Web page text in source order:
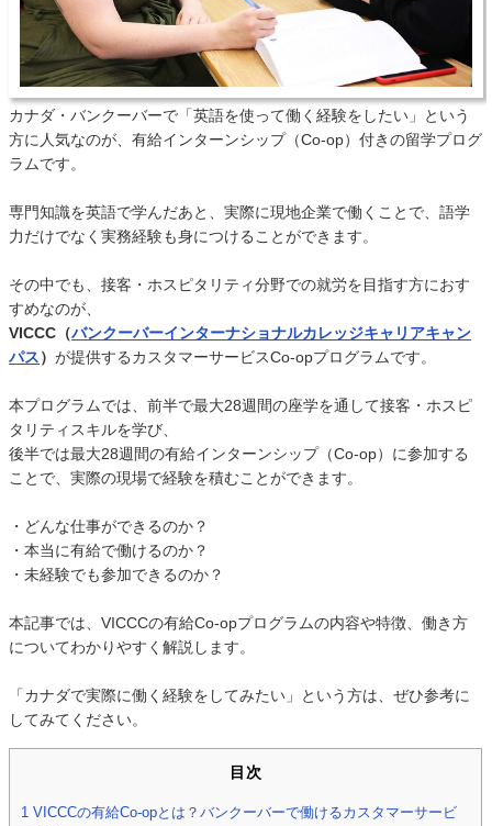
カナダ・バンクーバーで「英語を使って働く経験をしたい」という
方に人気なのが、有給インターンシップ（Co-op）付きの留学プログ
ラムです。
専門知識を英語で学んだあと、実際に現地企業で働くことで、語学
力だけでなく実務経験も身につけることができます。
その中でも、接客・ホスピタリティ分野での就労を目指す方におす
すめなのが、
VICCC（バンクーバーインターナショナルカレッジキャリアキャン
パス）が提供するカスタマーサービスCo-opプログラムです。
本プログラムでは、前半で最大28週間の座学を通して接客・ホスピ
タリティスキルを学び、
後半では最大28週間の有給インターンシップ（Co-op）に参加する
ことで、実際の現場で経験を積むことができます。
・どんな仕事ができるのか？
・本当に有給で働けるのか？
・未経験でも参加できるのか？
本記事では、VICCCの有給Co-opプログラムの内容や特徴、働き方
についてわかりやすく解説します。
「カナダで実際に働く経験をしてみたい」という方は、ぜひ参考に
してみてください。
目次
1 VICCCの有給Co-opとは？バンクーバーで働けるカスタマーサービ